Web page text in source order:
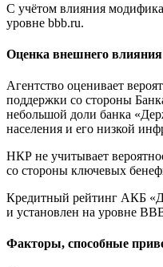
С учётом влияния
уровне bbb.ru.
Оценка внешнего влияния
Агентство оценивает
поддержки со стороны
небольшой доли банка
населения и его низкой
НКР не учитывает
со стороны ключевых
Кредитный рейтинг АКБ
и установлен на уровне
Факторы, способные